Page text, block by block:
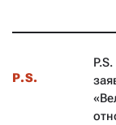
P.S.